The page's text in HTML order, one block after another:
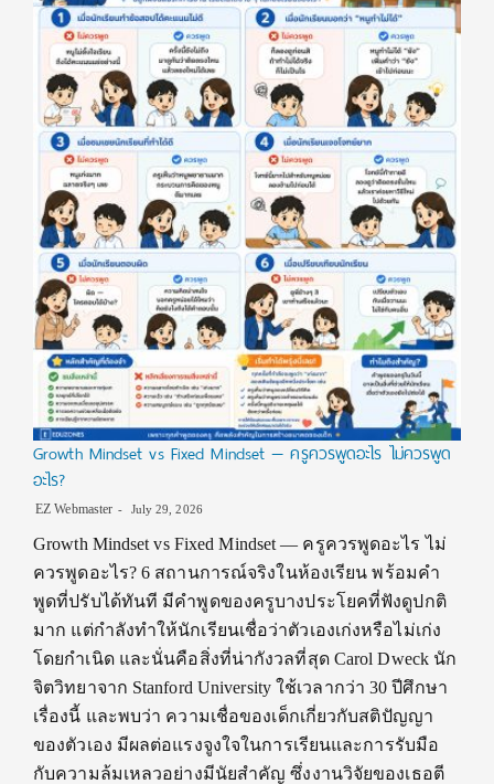
Growth Mindset vs Fixed Mindset — ครูควรพูดอะไร ไม่ควรพูด
อะไร?
EZ Webmaster July 29, 2026
Growth Mindset vs Fixed Mindset — ครูควรพูดอะไร ไม่
ควรพูดอะไร? 6 สถานการณ์จริงในห้องเรียน พร้อมคำ
พูดที่ปรับได้ทันที มีคำพูดของครูบางประโยคที่ฟังดูปกติ
มาก แต่กำลังทำให้นักเรียนเชื่อว่าตัวเองเก่งหรือไม่เก่ง
โดยกำเนิด และนั่นคือสิ่งที่น่ากังวลที่สุด Carol Dweck นัก
จิตวิทยาจาก Stanford University ใช้เวลากว่า 30 ปีศึกษา
เรื่องนี้ และพบว่า ความเชื่อของเด็กเกี่ยวกับสติปัญญา
ของตัวเอง มีผลต่อแรงจูงใจในการเรียนและการรับมือ
กับความล้มเหลวอย่างมีนัยสำคัญ ซึ่งงานวิจัยของเธอตี